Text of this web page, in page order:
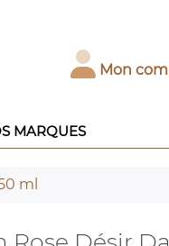
Mon
MARQUES
ml